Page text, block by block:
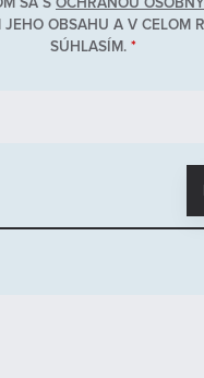
JEHO OBSAHU A V CELOM
SÚHLASÍM. *